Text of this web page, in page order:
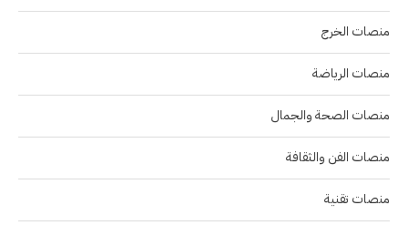
منصات الخرج
منصات الرياضة
منصات الصحة والجمال
منصات الفن والثقافة
منصات تقنية